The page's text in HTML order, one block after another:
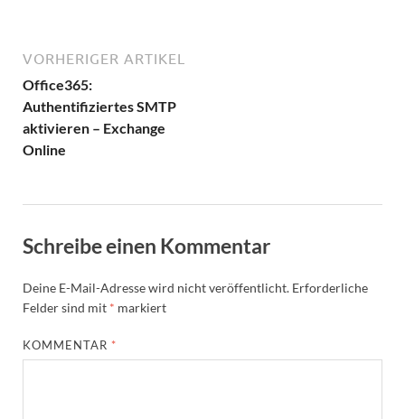
VORHERIGER ARTIKEL
Office365:
Authentifiziertes SMTP
aktivieren – Exchange
Online
Schreibe einen Kommentar
Deine E-Mail-Adresse wird nicht veröffentlicht. Erforderliche
Felder sind mit * markiert
KOMMENTAR *